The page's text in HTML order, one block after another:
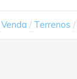
Venda Terrenos